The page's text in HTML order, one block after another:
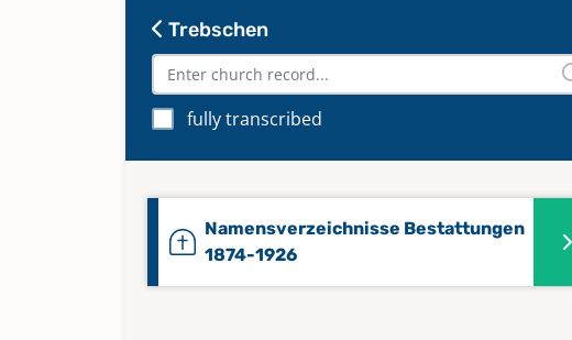
Trebschen
fully transcribed
Namensverzeichnisse Bestattungen
1874-1926